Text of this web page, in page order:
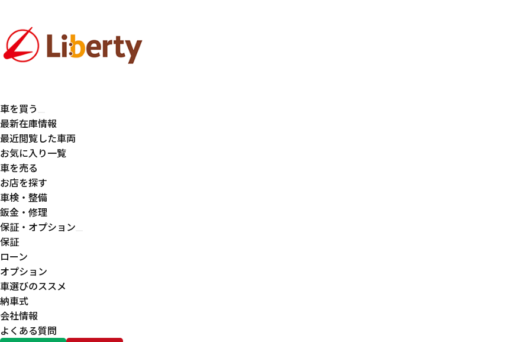
車を買う
最新在庫情報
最近閲覧した車両
お気に入り一覧
車を売る
お店を探す
車検・整備
鈑金・修理
保証・オプション
保証
ローン
オプション
車選びのススメ
納車式
会社情報
よくある質問